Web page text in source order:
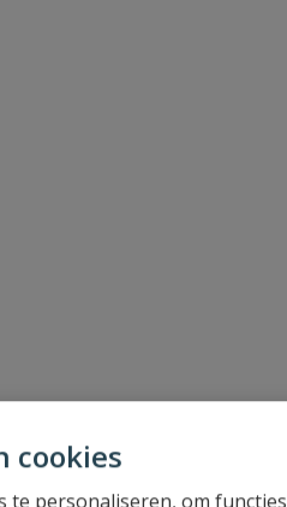
cookies
te personaliseren, om functies